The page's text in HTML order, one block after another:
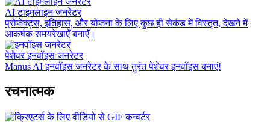
AI टाइमलाइन जनरेटर
प्रोजेक्ट्स, इतिहास, और योजना के लिए कुछ ही सेकंड में विस्तृत, देखने में
आकर्षक समयरेखाएँ बनाएँ।
पेशेवर इनवॉइस जनरेटर
Manus AI इनवॉइस जनरेटर के साथ तुरंत पेशेवर इनवॉइस बनाएं!
रचनात्मक